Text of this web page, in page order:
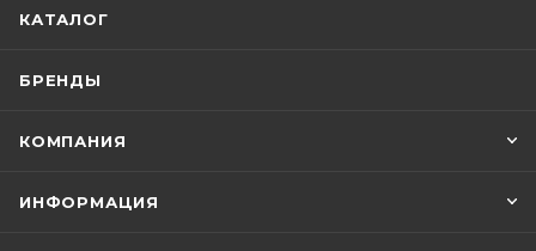
КАТАЛОГ
БРЕНДЫ
КОМПАНИЯ
ИНФОРМАЦИЯ